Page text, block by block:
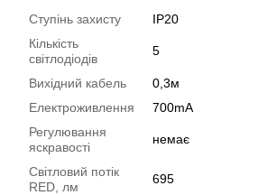
Ступінь захисту
IP20
Кількість
світлодіодів
5
Вихідний кабель
0,3м
Електроживлення
700mA
Регулювання
яскравості
немає
Світловий потік
RED, лм
695